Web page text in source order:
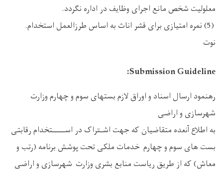
معلولیت شخص مانع اجرای وظایف در اداره نگردد.
(5) نمره امتیازی برای قشر اناث به اساس طرزالعمل استخدام.
نوت
Submission Guideline:
رهنمود ارسال اسناد و اوراق لازم بستهای سوم و چهارم وزارت
شهرسازی و اراضی
به اطلاع آنعده متقاضیان که جهت اشـتراک در اســـــتخدام رقابتی
بست های سوم و چهارم خدمات ملکی تحت پوشش برنامه (رتب و
معاش) که از طریق ریاست منابع بشری وزارت شهرسازی و اراضی